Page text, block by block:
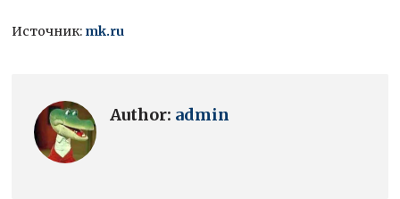
Источник: mk.ru
Author: admin